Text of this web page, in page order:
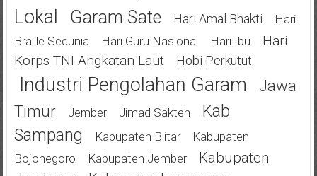
Lokal
Garam Sate Hari Amal Bhakti
Hari
Braille Sedunia
Hari Guru Nasional Hari Ibu
Hari
Korps TNI Angkatan Laut
Hobi Perkutut
Industri Pengolahan Garam
Jawa
Timur
Jember Jimad Sakteh
Kab
Sampang
Kabupaten Blitar
Kabupaten
Bojonegoro
Kabupaten Jember
Kabupaten